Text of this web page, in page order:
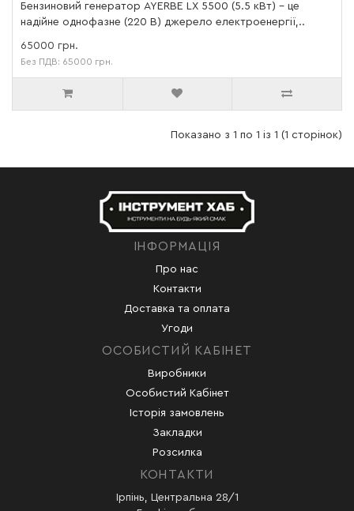
Бензиновий генератор AYERBE LX 5500 (5.5 кВт) - це
надійне однофазне (220 В) джерело електроенергії,..
65000 грн.
Без ПДВ: 65000 грн.
Показано з 1 по 1 із 1 (1 сторінок)
ІНФОРМАЦІЯ
Про нас
Контакти
Доставка та оплата
Угоди
ОСОБИСТИЙ КАБІНЕТ
Виробники
Особистий Кабінет
Історія замовлень
Закладки
Розсилка
КОНТАКТИ
Ірпінь, Центральна 28/1